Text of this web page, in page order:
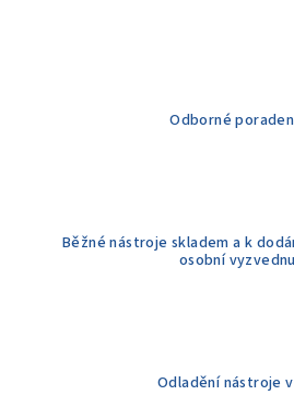
Odborné
Běžné nástroje skladem a k
osobní
Odladění nástroje